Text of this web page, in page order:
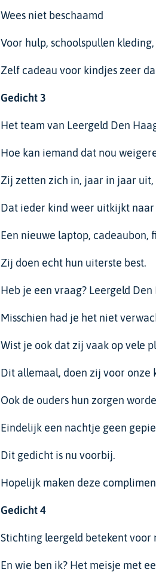
Wees niet beschaamd
Voor hulp, schoolspullen
Zelf cadeau voor kindjes zeer
Gedicht3
Het team van Leergeld Den
Hoe kan iemand dat nou
Zij zetten zich in, jaar in jaar
Dat ieder kind weer uitkijkt naar
Een nieuwe laptop, cadeaubon,
Zij doen echt hun uiterste best.
Heb je een vraag? Leergeld
Misschien had je het niet
Wist je ook dat zij vaak op vele
Dit allemaal, doen zij voor onze
Ook de ouders hun zorgen
Eindelijk een nachtje geen
Dit gedicht is nu voorbij.
Hopelijk maken deze
Gedicht4
Stichting leergeld betekent voor
En wie ben ik? Het meisje met